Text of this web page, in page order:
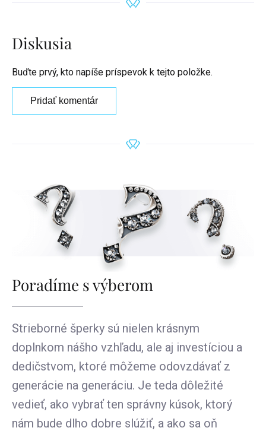
Diskusia
Buďte prvý, kto napíše príspevok k tejto položke.
Pridať komentár
Poradíme s výberom
Strieborné šperky sú nielen krásnym
doplnkom nášho vzhľadu, ale aj investíciou a
dedičstvom, ktoré môžeme odovzdávať z
generácie na generáciu. Je teda dôležité
vedieť, ako vybrať ten správny kúsok, ktorý
nám bude dlho dobre slúžiť, a ako sa oň